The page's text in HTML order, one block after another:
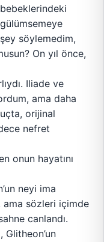
bebeklerindeki
söylemedim,
On yıl önce,
Iliade ve
ama daha
orijinal
nefret
onun hayatını
neyi ima
ama sözleri içimde
canlandı.